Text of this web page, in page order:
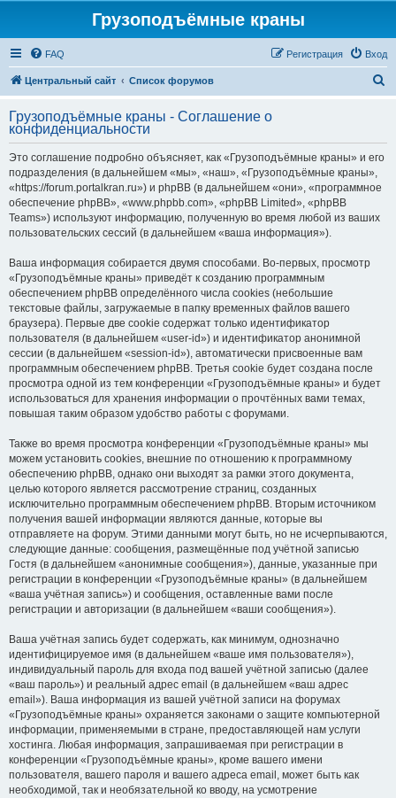
Грузоподъёмные краны
FAQ Вход
Регистрация
Центральный сайт Список форумов
с
Грузоподъёмные краны - Соглашение о
конфиденциальности
Это соглашение подробно объясняет, как «Грузоподъёмные краны» и его
подразделения (в дальнейшем «мы», «наш», «Грузоподъёмные краны»,
«https://forum.portalkran.ru») и phpBB (в дальнейшем «они», «программное
обеспечение phpBB», «www.phpbb.com», «phpBB Limited», «phpBB
Teams») используют информацию, полученную во время любой из ваших
пользовательских сессий (в дальнейшем «ваша информация»).
Ваша информация собирается двумя способами. Во-первых, просмотр
«Грузоподъёмные краны» приведёт к созданию программным
обеспечением phpBB определённого числа cookies (небольшие
текстовые файлы, загружаемые в папку временных файлов вашего
браузера). Первые две cookie содержат только идентификатор
пользователя (в дальнейшем «user-id») и идентификатор анонимной
сессии (в дальнейшем «session-id»), автоматически присвоенные вам
программным обеспечением phpBB. Третья cookie будет создана после
просмотра одной из тем конференции «Грузоподъёмные краны» и будет
использоваться для хранения информации о прочтённых вами темах,
повышая таким образом удобство работы с форумами.
Также во время просмотра конференции «Грузоподъёмные краны» мы
можем установить cookies, внешние по отношению к программному
обеспечению phpBB, однако они выходят за рамки этого документа,
целью которого является рассмотрение страниц, созданных
исключительно программным обеспечением phpBB. Вторым источником
получения вашей информации являются данные, которые вы
отправляете на форум. Этими данными могут быть, но не исчерпываются,
следующие данные: сообщения, размещённые под учётной записью
Гостя (в дальнейшем «анонимные сообщения»), данные, указанные при
регистрации в конференции «Грузоподъёмные краны» (в дальнейшем
«ваша учётная запись») и сообщения, оставленные вами после
регистрации и авторизации (в дальнейшем «ваши сообщения»).
Ваша учётная запись будет содержать, как минимум, однозначно
идентифицируемое имя (в дальнейшем «ваше имя пользователя»),
индивидуальный пароль для входа под вашей учётной записью (далее
«ваш пароль») и реальный адрес email (в дальнейшем «ваш адрес
email»). Ваша информация из вашей учётной записи на форумах
«Грузоподъёмные краны» охраняется законами о защите компьютерной
информации, применяемыми в стране, предоставляющей нам услуги
хостинга. Любая информация, запрашиваемая при регистрации в
конференции «Грузоподъёмные краны», кроме вашего имени
пользователя, вашего пароля и вашего адреса email, может быть как
необходимой, так и необязательной ко вводу, на усмотрение